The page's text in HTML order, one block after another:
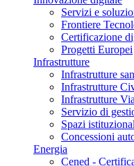
Servizi e
Frontiere
Certificazione
Progetti Europei
Infrastrutture
Infrastrutture
Infrastrutture
Infrastrutture
Servizio di
Spazi
Concessioni
Energia
Cened -